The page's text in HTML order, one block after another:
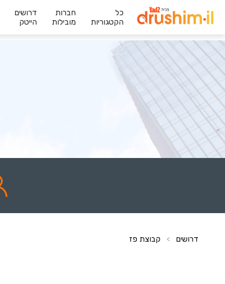
כל
הקטגוריות
חברות
מובילות
דרושים
הייטק
דרושים > קבוצת פז